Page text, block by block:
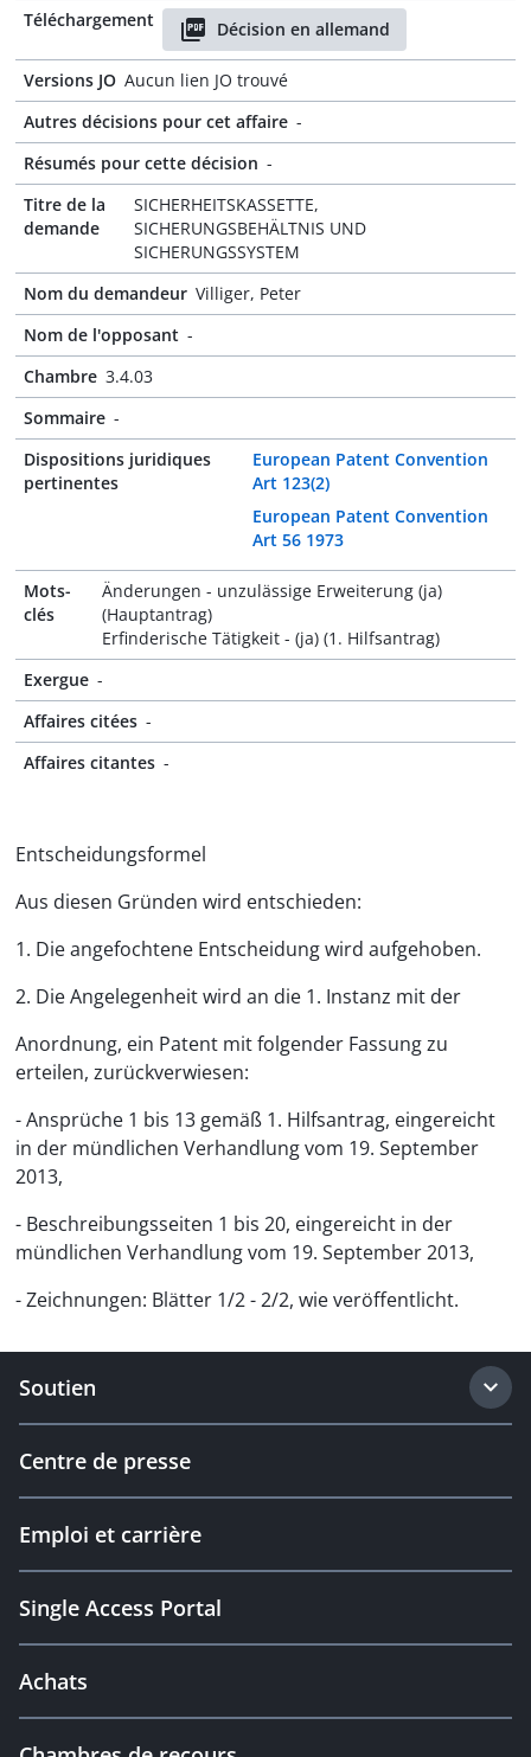
Téléchargement
Décision en allemand
Versions JO Aucun lien JO trouvé
Autres décisions pour cet affaire -
Résumés pour cette décision -
Titre de la
demande
SICHERHEITSKASSETTE,
SICHERUNGSBEHÄLTNIS UND
SICHERUNGSSYSTEM
Nom du demandeur Villiger, Peter
Nom de l'opposant -
Chambre 3.4.03
Sommaire -
Dispositions juridiques
pertinentes
European Patent Convention
Art 123(2)
European Patent Convention
Art 56 1973
Mots-
clés
Änderungen - unzulässige Erweiterung (ja)
(Hauptantrag)
Erfinderische Tätigkeit - (ja) (1. Hilfsantrag)
Exergue -
Affaires citées -
Affaires citantes -
Entscheidungsformel
Aus diesen Gründen wird entschieden:
1. Die angefochtene Entscheidung wird aufgehoben.
2. Die Angelegenheit wird an die 1. Instanz mit der
Anordnung, ein Patent mit folgender Fassung zu
erteilen, zurückverwiesen:
- Ansprüche 1 bis 13 gemäß 1. Hilfsantrag, eingereicht
in der mündlichen Verhandlung vom 19. September
2013,
- Beschreibungsseiten 1 bis 20, eingereicht in der
mündlichen Verhandlung vom 19. September 2013,
- Zeichnungen: Blätter 1/2 - 2/2, wie veröffentlicht.
Soutien
Centre de presse
Emploi et carrière
Single Access Portal
Achats